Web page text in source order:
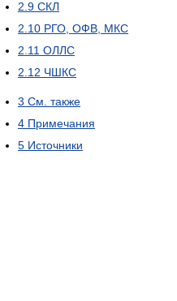
2.9 СКЛ
2.10 РГО, ОФВ, МКС
2.11 ОЛЛС
2.12 ЧШКС
3 См. также
4 Примечания
5 Источники